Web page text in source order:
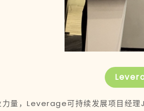
力量，Leverage可持续发展项目经